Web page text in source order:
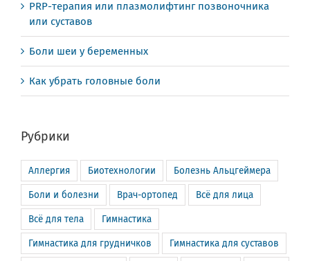
PRP-терапия или плазмолифтинг позвоночника
или суставов
Боли шеи у беременных
Как убрать головные боли
Рубрики
Аллергия Биотехнологии Болезнь Альцгеймера
Боли и болезни Врач-ортопед Всё для лица
Всё для тела Гимнастика
Гимнастика для грудничков Гимнастика для суставов